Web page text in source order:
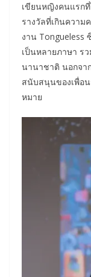
เขียนหญิงคนแรก
รางวัลที่เกินความ
งาน Tongueless
เป็นหลายภาษา ร
นานาชาติ นอกจา
สนับสนุนของเพื่อ
หมาย